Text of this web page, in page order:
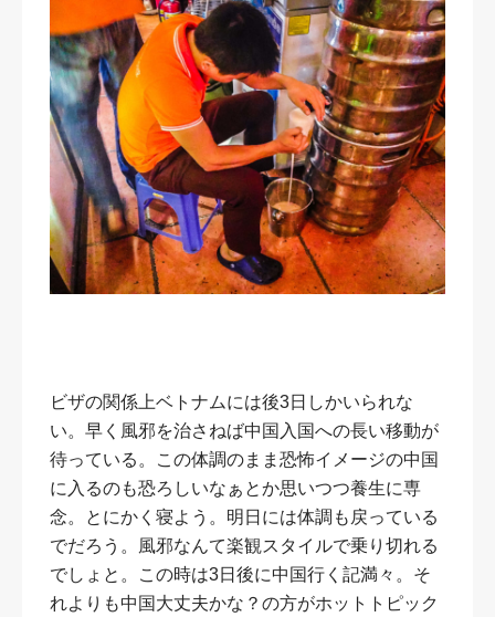
ビザの関係上ベトナムには後3日しかいられな
い。早く風邪を治さねば中国入国への長い移動が
待っている。この体調のまま恐怖イメージの中国
に入るのも恐ろしいなぁとか思いつつ養生に専
念。とにかく寝よう。明日には体調も戻っている
でだろう。風邪なんて楽観スタイルで乗り切れる
でしょと。この時は3日後に中国行く記満々。そ
れよりも中国大丈夫かな？の方がホットトピック